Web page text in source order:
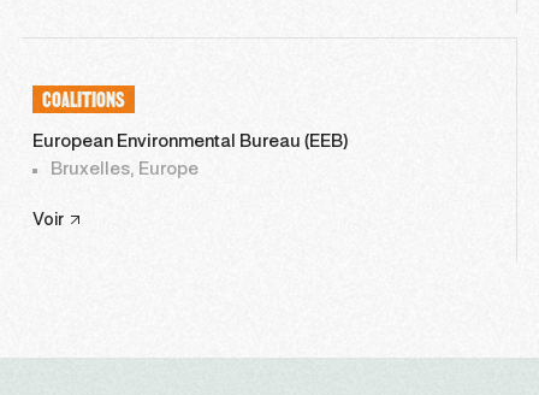
COALITIONS
European Environmental Bureau (EEB)
Bruxelles, Europe
Voir